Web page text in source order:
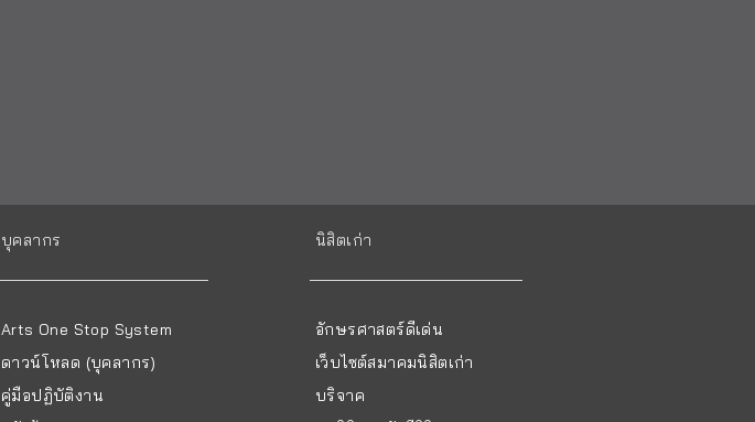
บุคลากร
Arts One Stop System
ดาวน์โหลด (บุคลากร)
คู่มือปฏิบัติงาน
นิสิตเก่า
อักษรศาสตร์ดีเด่น
เว็บไซต์สมาคมนิสิตเก่า
บริจาค